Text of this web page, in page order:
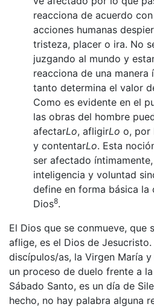
reacciona de acuerdo
acciones humanas
tristeza, placer o ira. No
juzgando al mundo y
reacciona de una
tanto determina el valor
Como es evidente en el
las obras del hombre
afectarLo, afligirLo o, por
y contentarLo. Esta
ser afectado
inteligencia y voluntad
define en forma básica
Dios8.
El Dios que se conmueve, que
aflige, es el Dios de
discípulos/as, la Virgen María
un proceso de duelo frente a
Sábado Santo, es un día de
hecho, no hay palabra alguna